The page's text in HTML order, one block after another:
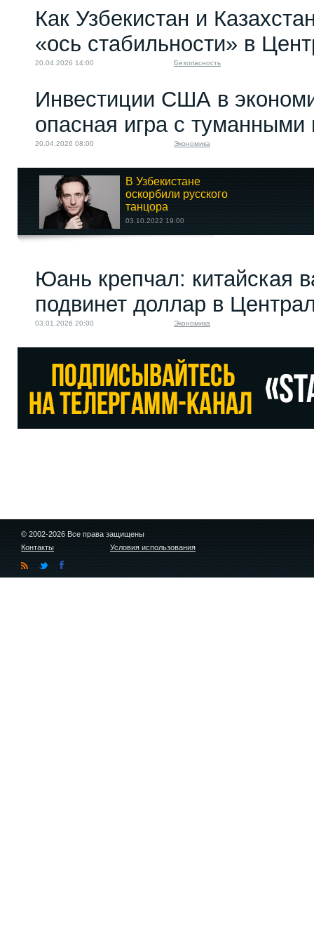
Как Узбекистан и
«ось стабильности» в
20.04.2026 14:00 Безопасность
Инвестиции США в
опасная игра с туманными
20.04.2026 08:00 Экономика
В Узбекистане
оскорбили русского
танцора
03.10.2022 19:00
Центральной Азии
Юань крепчал: китайская
подвинет доллар в
03.01.2026 20:00 Экономика
© 2002-2026 Все права защищены
Контакты
Условия использования